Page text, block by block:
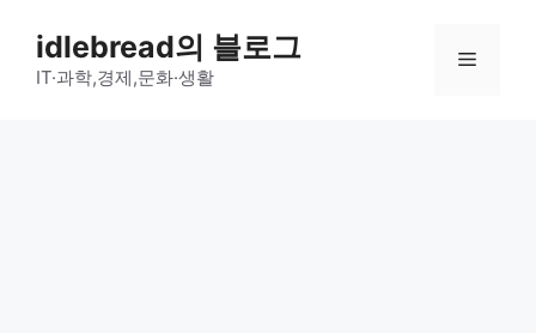
idlebread의 블로그
IT·과학,경제,문화·생활
메